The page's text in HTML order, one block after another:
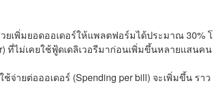
เพิ่มยอดออเดอร์ให้แพลตฟอร์มได้ประมาณ 30%
ที่ไม่เคยใช้ฟู้ดเดลิเวอรีมาก่อนเพิ่มขึ้นหลายแสนคน
จ่ายต่อออเดอร์ (Spending per bill) จะเพิ่มขึ้น รา